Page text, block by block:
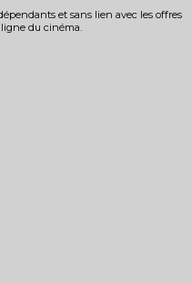
et sans lien avec les offres
du cinéma.